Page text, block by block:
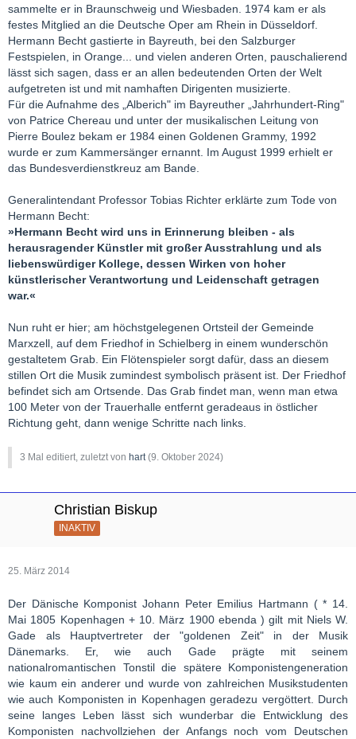
sammelte er in Braunschweig und Wiesbaden. 1974 kam er als
festes Mitglied an die Deutsche Oper am Rhein in Düsseldorf.
Hermann Becht gastierte in Bayreuth, bei den Salzburger
Festspielen, in Orange... und vielen anderen Orten, pauschalierend
lässt sich sagen, dass er an allen bedeutenden Orten der Welt
aufgetreten ist und mit namhaften Dirigenten musizierte.
Für die Aufnahme des „Alberich" im Bayreuther „Jahrhundert-Ring"
von Patrice Chereau und unter der musikalischen Leitung von
Pierre Boulez bekam er 1984 einen Goldenen Grammy, 1992
wurde er zum Kammersänger ernannt. Im August 1999 erhielt er
das Bundesverdienstkreuz am Bande.
Generalintendant Professor Tobias Richter erklärte zum Tode von
Hermann Becht:
»Hermann Becht wird uns in Erinnerung bleiben - als
herausragender Künstler mit großer Ausstrahlung und als
liebenswürdiger Kollege, dessen Wirken von hoher
künstlerischer Verantwortung und Leidenschaft getragen
war.«
Nun ruht er hier; am höchstgelegenen Ortsteil der Gemeinde
Marxzell, auf dem Friedhof in Schielberg in einem wunderschön
gestaltetem Grab. Ein Flötenspieler sorgt dafür, dass an diesem
stillen Ort die Musik zumindest symbolisch präsent ist. Der Friedhof
befindet sich am Ortsende. Das Grab findet man, wenn man etwa
100 Meter von der Trauerhalle entfernt geradeaus in östlicher
Richtung geht, dann wenige Schritte nach links.
3 Mal editiert, zuletzt von hart(9. Oktober 2024)
Christian Biskup
INAKTIV
25. März 2014
Der Dänische Komponist Johann Peter Emilius Hartmann ( * 14.
Mai 1805 Kopenhagen + 10. März 1900 ebenda ) gilt mit Niels W.
Gade als Hauptvertreter der "goldenen Zeit" in der Musik
Dänemarks. Er, wie auch Gade prägte mit seinem
nationalromantischen Tonstil die spätere Komponistengeneration
wie kaum ein anderer und wurde von zahlreichen Musikstudenten
wie auch Komponisten in Kopenhagen geradezu vergöttert. Durch
seine langes Leben lässt sich wunderbar die Entwicklung des
Komponisten nachvollziehen der Anfangs noch vom Deutschen